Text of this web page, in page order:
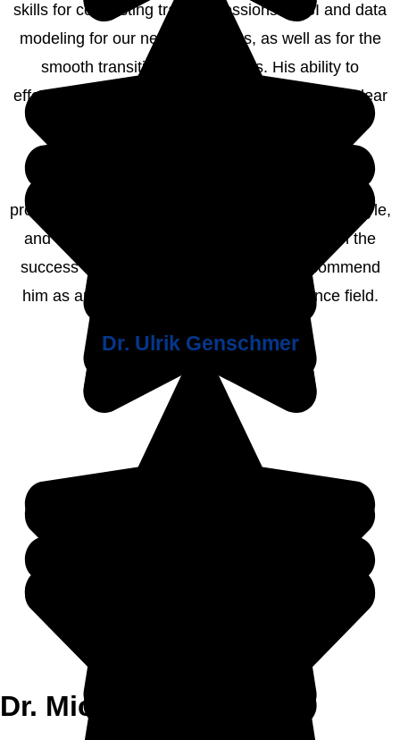
skills for conducting training sessions on BI and data
modeling for our new employees, as well as for the
smooth transition of new teams. His ability to
effectively communicate complex concepts in a clear
professional approach. His expertise, pragmatic style,
and coding abilities have been instrumental in the
success of our projects. I would highly recommend
him as an expert in the Business Intelligence field.
Dr. Ulrik Genschmer
Dr. Michael Hahne